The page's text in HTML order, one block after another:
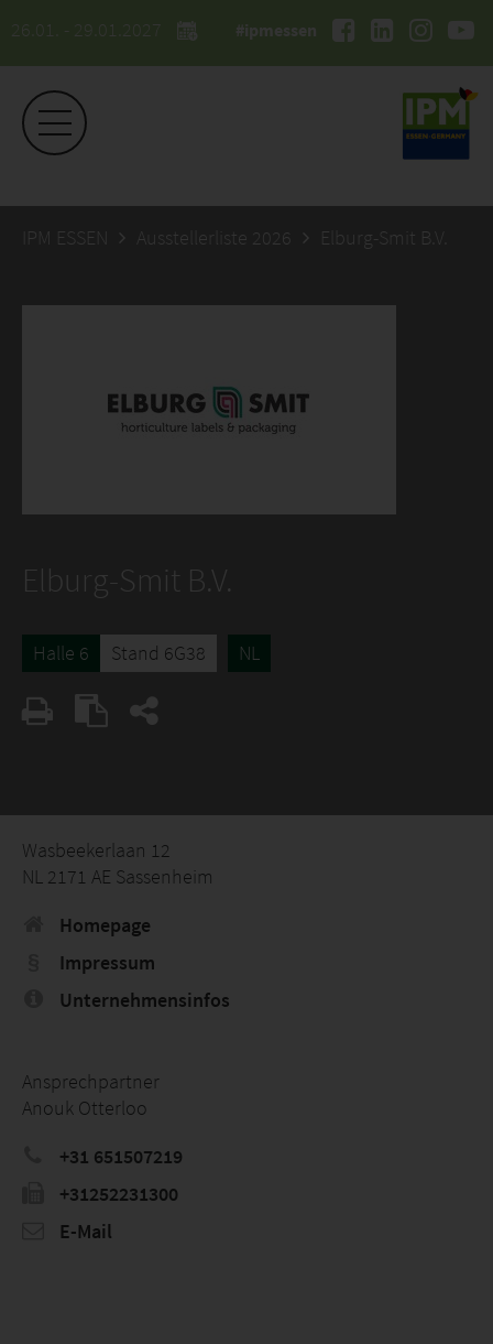
26.01. - 29.01.2027 #ipmessen
IPM ESSEN Ausstellerliste 2026 Elburg-Smit B.V.
Elburg-Smit B.V.
Halle 6 Stand 6G38 NL
Wasbeekerlaan 12
NL 2171 AE Sassenheim
Homepage
Impressum
Unternehmensinfos
Ansprechpartner
Anouk Otterloo
+31 651507219
+31252231300
E-Mail